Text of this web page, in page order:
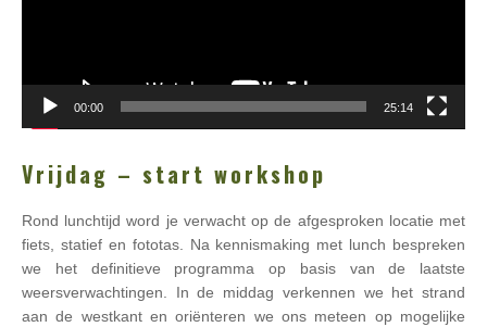
00:00 25:14
Vrijdag – start workshop
Rond lunchtijd word je verwacht op de afgesproken locatie met
fiets, statief en fototas. Na kennismaking met lunch bespreken
we het definitieve programma op basis van de laatste
weersverwachtingen. In de middag verkennen we het strand
aan de westkant en oriënteren we ons meteen op mogelijke